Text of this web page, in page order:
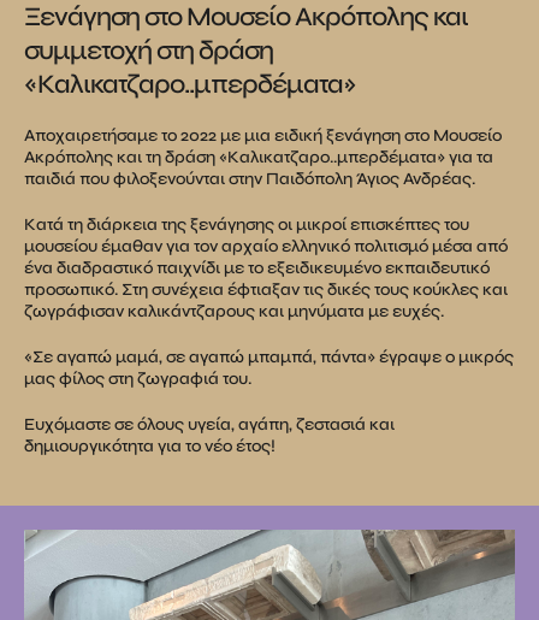
Ξενάγηση στο Μουσείο Ακρόπολης και
συμμετοχή στη δράση
«Καλικατζαρο..μπερδέματα»
Αποχαιρετήσαμε το 2022 με μια ειδική ξενάγηση στο Μουσείο
Ακρόπολης και τη δράση «Καλικατζαρο..μπερδέματα» για τα
παιδιά που φιλοξενούνται στην Παιδόπολη Άγιος Ανδρέας.
Κατά τη διάρκεια της ξενάγησης οι μικροί επισκέπτες του
μουσείου έμαθαν για τον αρχαίο ελληνικό πολιτισμό μέσα από
ένα διαδραστικό παιχνίδι με το εξειδικευμένο εκπαιδευτικό
προσωπικό. Στη συνέχεια έφτιαξαν τις δικές τους κούκλες και
ζωγράφισαν καλικάντζαρους και μηνύματα με ευχές.
«Σε αγαπώ μαμά, σε αγαπώ μπαμπά, πάντα» έγραψε ο μικρός
μας φίλος στη ζωγραφιά του.
Ευχόμαστε σε όλους υγεία, αγάπη, ζεστασιά και
δημιουργικότητα για το νέο έτος!